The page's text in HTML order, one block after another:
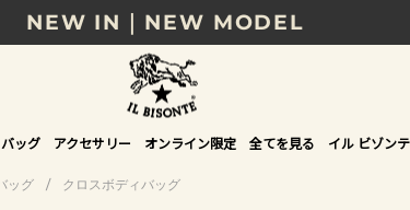
NEW IN｜NEW MODEL
時まで｜税込11,000円以上で送料無料
シーンから選べる、新しいギフトガイ
NEW IN｜COLOR LEATHER
バッグ アクセサリー オンライン限定 全てを見る イル ビゾン
ッグ / クロスボディバッグ